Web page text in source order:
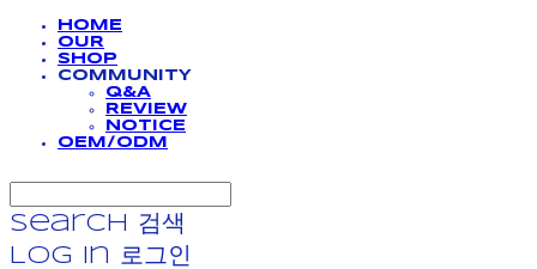
HOME
OUR
SHOP
COMMUNITY
Q&A
REVIEW
NOTICE
OEM/ODM
Search
검색
Log In
로그인